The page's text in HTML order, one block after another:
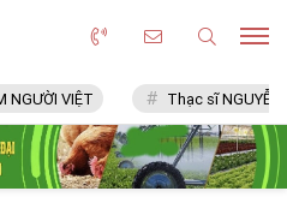
Thạc sĩ NGUYỄN VĂN CHÍ